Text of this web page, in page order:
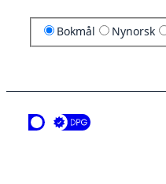
Bokmål Nynorsk